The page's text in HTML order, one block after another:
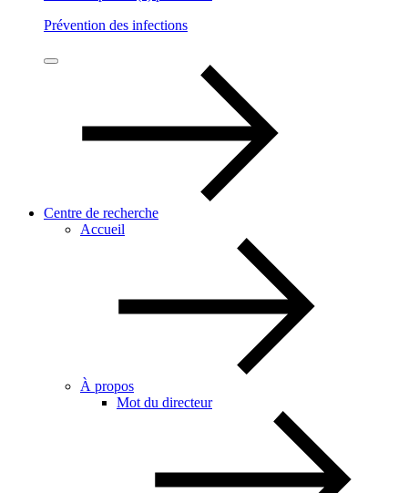
Prévention des infections
Centre de recherche
Accueil
À propos
Mot du directeur